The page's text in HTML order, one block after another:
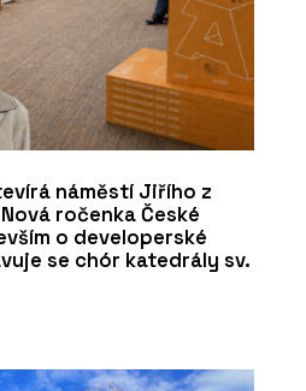
náměstí Jiřího z
ročenka České
o developerské
se chór katedrály sv.